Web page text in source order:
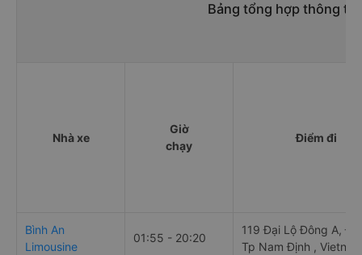
Bảng tổng hợp thông
Nhà xe
Giờ
chạy
Điểm đi
Bình An
Limousine
01:55 - 20:20
119 Đại Lộ Đông A,
Tp Nam Định , Vietnam